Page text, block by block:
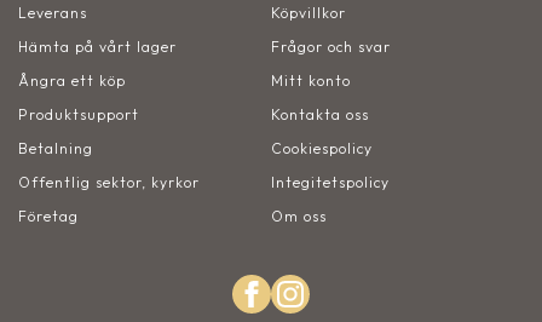
Leverans
Hämta på vårt lager
Ångra ett köp
Produktsupport
Betalning
Offentlig sektor, kyrkor
Företag
Köpvillkor
Frågor och svar
Mitt konto
Kontakta oss
Cookiespolicy
Integitetspolicy
Om oss